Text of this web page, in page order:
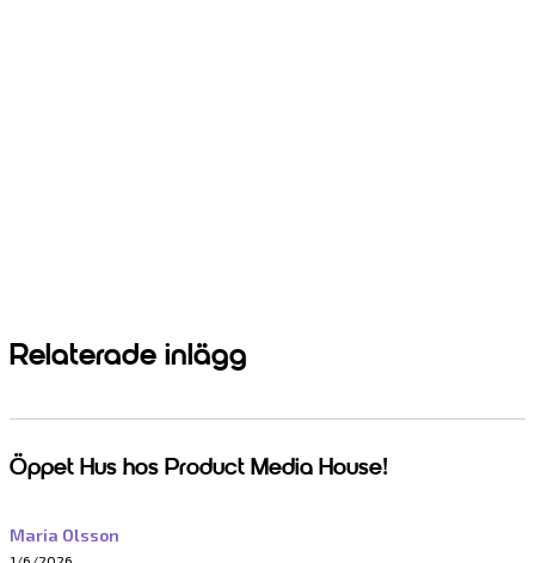
Relaterade inlägg
Öppet Hus hos Product Media House!
Maria Olsson